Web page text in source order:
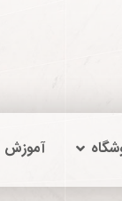
آموزش